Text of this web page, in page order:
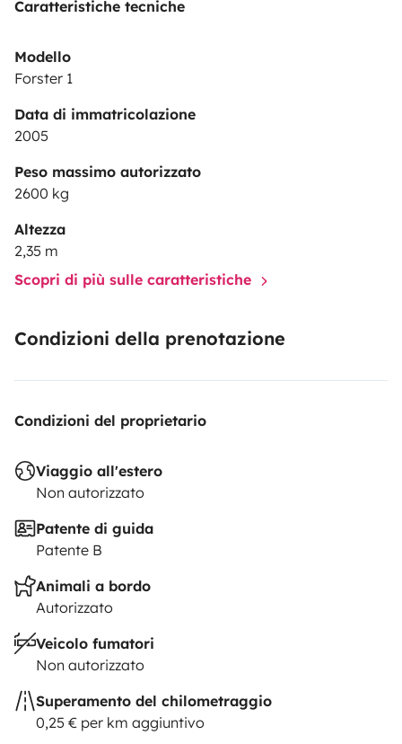
Caratteristiche tecniche
Modello
Forster 1
Data di immatricolazione
2005
Peso massimo autorizzato
2600 kg
Altezza
2,35 m
Scopri di più sulle caratteristiche
Condizioni della prenotazione
Condizioni del proprietario
Viaggio all'estero
Non autorizzato
Patente di guida
Patente B
Animali a bordo
Autorizzato
Veicolo fumatori
Non autorizzato
Superamento del chilometraggio
0,25 € per km aggiuntivo